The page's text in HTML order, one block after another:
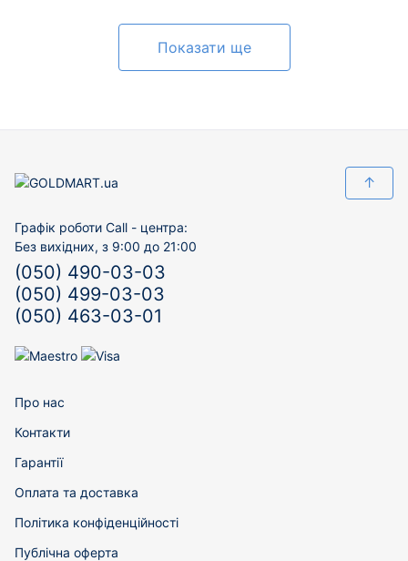
Показати ще
↑
Графік роботи Call - центра:
Без вихідних, з 9:00 до 21:00
(050) 490-03-03
(050) 499-03-03
(050) 463-03-01
Про нас
Контакти
Гарантії
Оплата та доставка
Політика конфіденційності
Публічна оферта